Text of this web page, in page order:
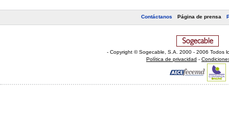
Contáctanos Página de prensa
- Copyright © Sogecable, S.A
2000 - 2006 Todos
Política de privacidad -